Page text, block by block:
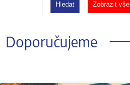
Hledat Zobrazit vše
Doporučujeme